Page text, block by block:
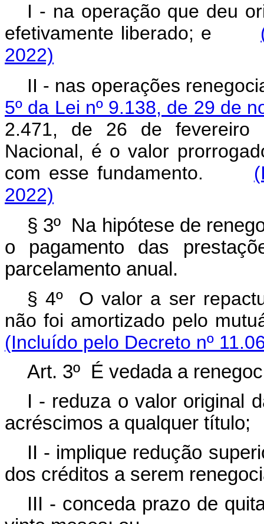
I - na operação que deu
efetivamente liberado; e
2022)
II - nas operações
5º da Lei nº 9.138, de 29 de
2.471, de 26 de fevereiro
Nacional, é o valor
com esse fundamento.
2022)
§ 3º Na hipótese de
o pagamento das
parcelamento anual.
§ 4º O valor a ser
não foi amortizado pelo
(Incluído pelo Decreto nº
Art. 3º É vedada a
I - reduza o valor original
acréscimos a qualquer título;
II - implique redução
dos créditos a serem
III - conceda prazo de